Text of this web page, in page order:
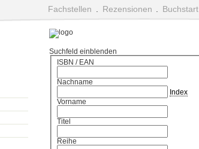
Fachstellen Rezensionen Buchstart
Suchfeld einblenden
ISBN / EAN
Nachname
Index
Vorname
Titel
Reihe